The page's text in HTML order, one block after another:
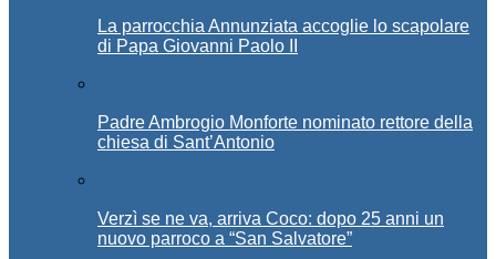
La parrocchia Annunziata accoglie lo scapolare
di Papa Giovanni Paolo II
Padre Ambrogio Monforte nominato rettore della
chiesa di Sant’Antonio
Verzì se ne va, arriva Coco: dopo 25 anni un
nuovo parroco a “San Salvatore”